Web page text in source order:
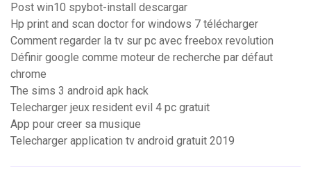
Post win10 spybot-install descargar
Hp print and scan doctor for windows 7 télécharger
Comment regarder la tv sur pc avec freebox revolution
Définir google comme moteur de recherche par défaut
chrome
The sims 3 android apk hack
Telecharger jeux resident evil 4 pc gratuit
App pour creer sa musique
Telecharger application tv android gratuit 2019